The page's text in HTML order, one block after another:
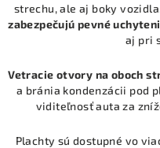
strechu, ale aj boky
zabezpečujú pevné
aj pri
Vetracie otvory na oboch
a bránia kondenzácii pod
viditeľnosť auta za
Plachty sú dostupné vo